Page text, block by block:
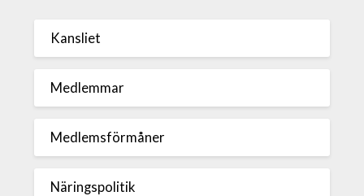
Kansliet
Medlemmar
Medlemsförmåner
Näringspolitik